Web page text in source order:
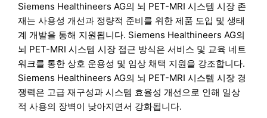
Siemens Healthineers AG의 뇌 PET-MRI 시스템 시장 존
재는 사용성 개선과 정량적 준비를 위한 제품 도입 및 생태
계 개발을 통해 지원됩니다. Siemens Healthineers AG의
뇌 PET-MRI 시스템 시장 접근 방식은 서비스 및 교육 네트
워크를 통한 상호 운용성 및 임상 채택 지원을 강조합니다.
Siemens Healthineers AG의 뇌 PET-MRI 시스템 시장 경
쟁력은 고급 재구성과 시스템 효율성 개선으로 인해 일상
적 사용의 장벽이 낮아지면서 강화됩니다.